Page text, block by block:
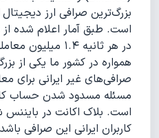
بزرگ‌ترین صرافی ارز
است. طبق آمار اعلام شده
در هر ثانیه ۱.۴ میلیون معامله را انجام می‌دهد.
همواره در کشور ما یکی از
صرافی‌های غیر ایرانی برای
مسئله مسدود شدن حساب
است. بلاک اکانت در بایننس
کاربران ایرانی این صرافی